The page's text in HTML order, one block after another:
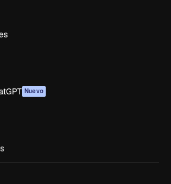
Nuevo